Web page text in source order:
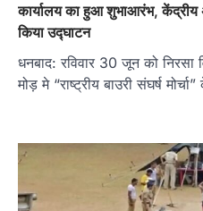
कार्यालय का हुआ शुभाआरंभ, केंद्रीय
किया उद्घाटन
धनबाद: रविवार 30 जून को निरसा
मोड़ मे “राष्ट्रीय बाउरी संघर्ष